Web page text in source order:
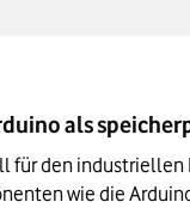
als
für den industriellen
wie die